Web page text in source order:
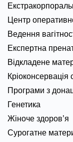
Центр
Ведення
Експертна
Відкладене
Кріоконсервація
Програми з
Генетика
Жіноче здоров’я
Сурогатне